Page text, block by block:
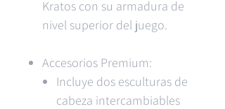
Kratos con su armadura de
nivel superior del juego.
Accesorios Premium:
Incluye dos esculturas de
cabeza intercambiables